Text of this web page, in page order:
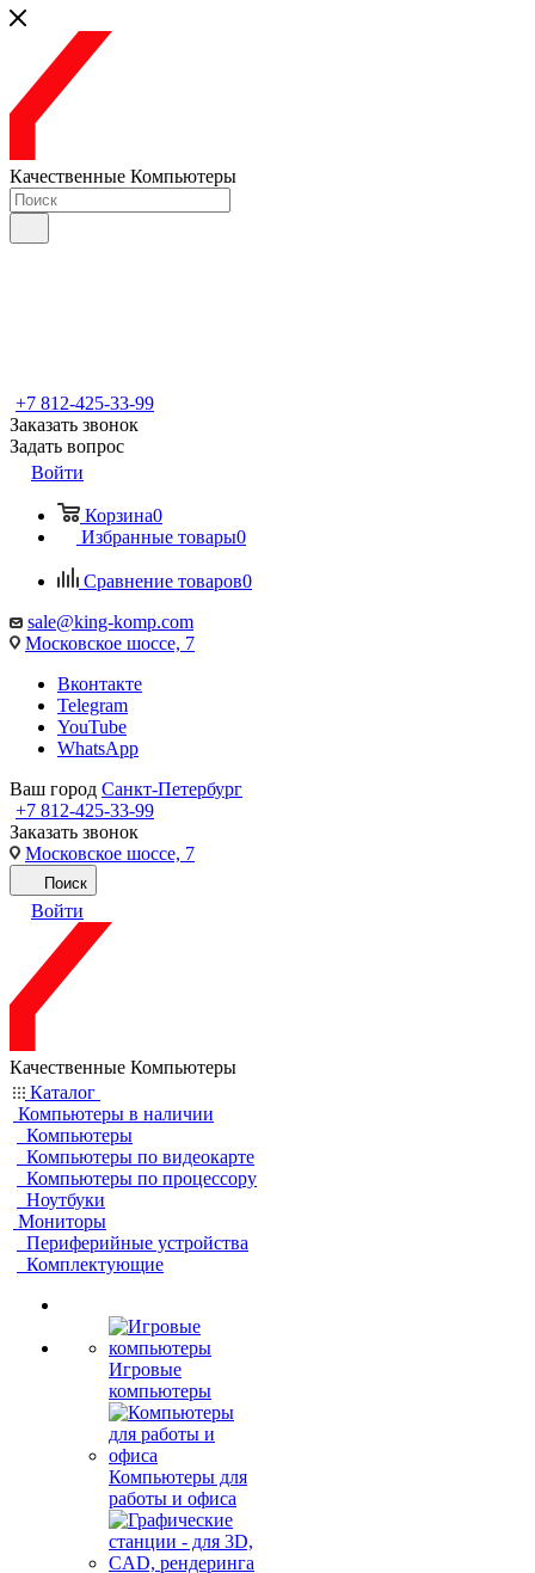
Качественные Компьютеры
+7 812-425-33-99
Заказать звонок
Задать вопрос
Войти
Корзина0
Избранные товары0
Сравнение товаров0
sale@king-komp.com
Московское шоссе, 7
Вконтакте
Telegram
YouTube
WhatsApp
Ваш город Санкт-Петербург
+7 812-425-33-99
Заказать звонок
Московское шоссе, 7
Поиск
Войти
Качественные Компьютеры
Каталог
Компьютеры в наличии
Компьютеры
Компьютеры по видеокарте
Компьютеры по процессору
Ноутбуки
Мониторы
Периферийные устройства
Комплектующие
Игровые
компьютеры
Компьютеры для
работы и офиса